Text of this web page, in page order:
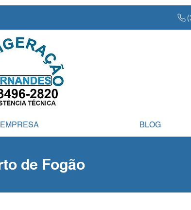
EMPRESA BLOG
de Fogão